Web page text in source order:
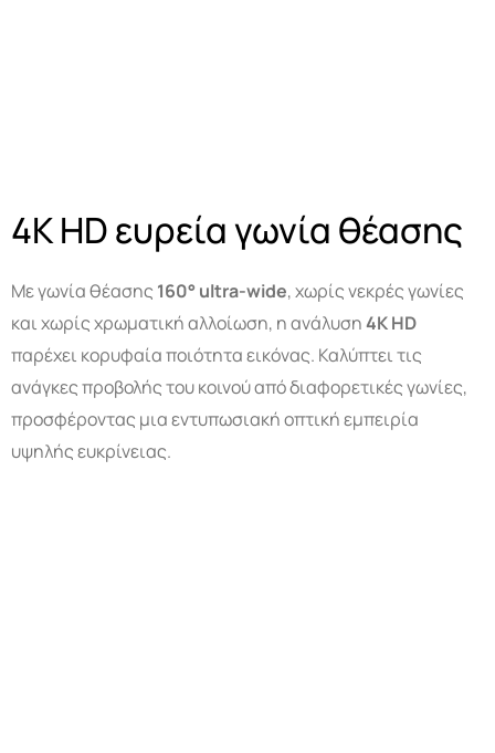
4K HD ευρεία γωνία θέασης
Με γωνία θέασης 160°ultra-wide, χωρίς νεκρές γωνίες
και χωρίς χρωματική αλλοίωση, η ανάλυση4KHD
παρέχει κορυφαία ποιότητα εικόνας. Καλύπτει τις
ανάγκες προβολής του κοινού από διαφορετικές γωνίες,
προσφέροντας μια εντυπωσιακή οπτική εμπειρία
υψηλής ευκρίνειας.